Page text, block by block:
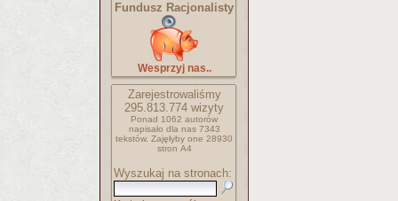
Fundusz Racjonalisty
Wesprzyj nas..
Zarejestrowaliśmy
295.813.774 wizyty
Ponad 1062 autorów
napisało dla nas 7343
tekstów. Zajęłyby one 28930
stron A4
Wyszukaj na stronach: